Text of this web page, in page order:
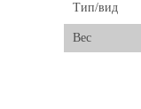
Тип/вид
Вес